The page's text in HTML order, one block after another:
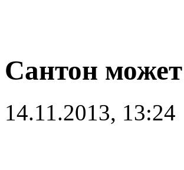
Сантон
14.11.2013, 13:24